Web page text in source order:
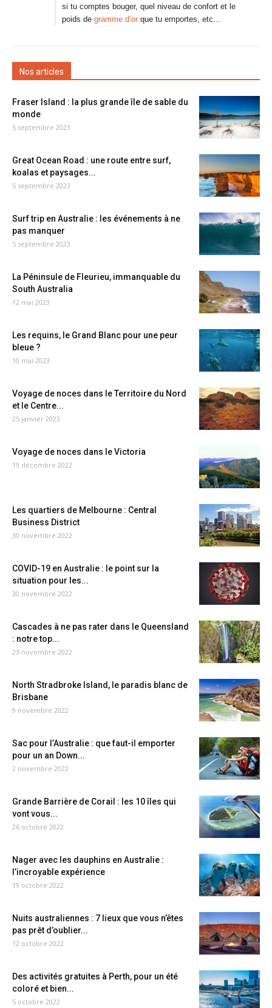
si tu comptes bouger, quel niveau de confort et le
poids de gramme d’or que tu emportes, etc…
Nos articles
Fraser Island : la plus grande île de sable du
monde
5 septembre 2023
Great Ocean Road : une route entre surf,
koalas et paysages...
5 septembre 2023
Surf trip en Australie : les événements à ne
pas manquer
5 septembre 2023
La Péninsule de Fleurieu, immanquable du
South Australia
12 mai 2023
Les requins, le Grand Blanc pour une peur
bleue ?
10 mai 2023
Voyage de noces dans le Territoire du Nord
et le Centre...
25 janvier 2023
Voyage de noces dans le Victoria
19 décembre 2022
Les quartiers de Melbourne : Central
Business District
30 novembre 2022
COVID-19 en Australie : le point sur la
situation pour les...
30 novembre 2022
Cascades à ne pas rater dans le Queensland
: notre top...
23 novembre 2022
North Stradbroke Island, le paradis blanc de
Brisbane
9 novembre 2022
Sac pour l’Australie : que faut-il emporter
pour un an Down...
2 novembre 2022
Grande Barrière de Corail : les 10 îles qui
vont vous...
26 octobre 2022
Nager avec les dauphins en Australie :
l’incroyable expérience
19 octobre 2022
Nuits australiennes : 7 lieux que vous n’êtes
pas prêt d’oublier...
12 octobre 2022
Des activités gratuites à Perth, pour un été
coloré et bien...
5 octobre 2022